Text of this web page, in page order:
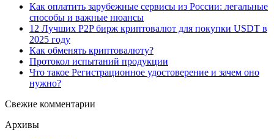
Как оплатить зарубежные сервисы из России: легальные
способы и важные нюансы
12 Лучших P2P бирж криптовалют для покупки USDT в
2025 году
Как обменять криптовалюту?
Протокол испытаний продукции
Что такое Регистрационное удостоверение и зачем оно
нужно?
Свежие комментарии
Архивы